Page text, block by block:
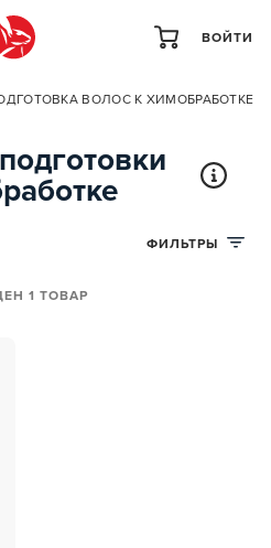
ВОЙТИ
ВОЛОС К ХИМОБРАБОТКЕ
1 ТОВАР
ФИЛЬТРЫ